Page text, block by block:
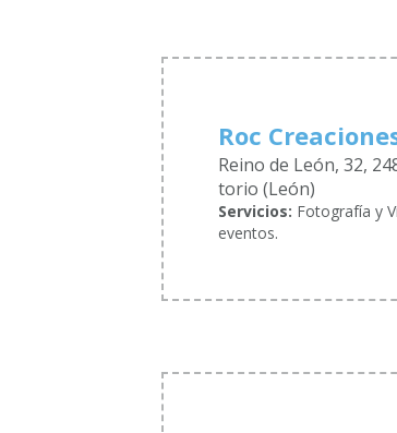
Roc
Reino de León, 32,
torio (León)
Servicios: Fotografía y
eventos.